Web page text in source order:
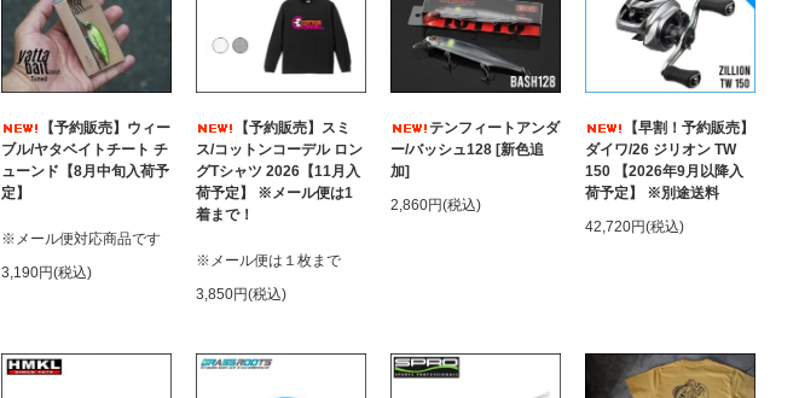
【予約販売】ウィー
ブル/ヤタベイトチート チ
ューンド【8月中旬入荷予
定】
※メール便対応商品です
3,190円(税込)
【予約販売】スミ
ス/コットンコーデル ロン
グTシャツ 2026【11月入
荷予定】 ※メール便は1
着まで！
※メール便は１枚まで
3,850円(税込)
テンフィートアンダ
ー/バッシュ128 [新色追
加]
2,860円(税込)
【早割！予約販売】
ダイワ/26 ジリオン TW
150 【2026年9月以降入
荷予定】 ※別途送料
42,720円(税込)